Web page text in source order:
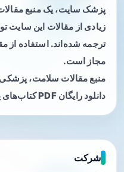
پزشک سایت، یک منبع
زیادی از مقالات این سایت
ترجمه شده‌اند. استفاده از
مجاز است.
منبع مقالات سلامت،
دانلود رایگان PDF کتاب‌های پزشکی.
شرکت